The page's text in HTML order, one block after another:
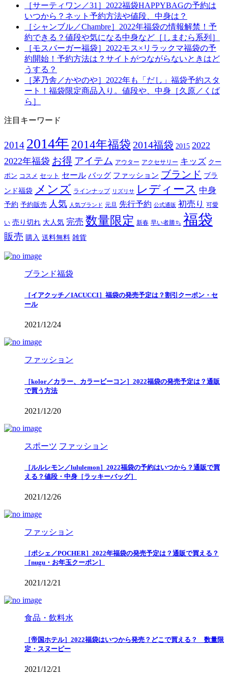
［サーティワン／31］2022福袋HAPPYBAGの予約は
いつから？ネット予約方法や値段、中身は？
［シャンブル／Chambre］2022年福袋の情報解禁！予
約できる？値段や気になる中身など［しまむら系列］
［モスバーガー福袋］2022モス×リラックマ福袋の予
約開始！予約方法は？サイトがつながらないときはど
うする？
［茅乃舎／かやのや］2022年も「だし」福袋予約スタ
ート！福袋限定商品入り。値段や、中身［久原／くば
ら］
注目キーワード
2014 2014年 2014年福袋 2014福袋 2015 2022
2022年福袋 お得 アイテム アウター アクセサリー キッズ クー
ポン コスメ セット セール バッグ ファッション ブランド ブラ
ンド福袋 メンズ ラインナップ リズリサ レディース 中身
予約 予約販売 人気 人気ブランド 元旦 先行予約 公式通販 初売り 可愛
い 売り切れ 大人気 完売 数量限定 新春 早い者勝ち 福袋
販売 購入 送料無料 雑貨
ブランド福袋
［イアクッチ／IACUCCI］福袋の発売予定は？割引クーポン・セ
ール
2021/12/24
ファッション
［kolor／カラー、カラービーコン］2022福袋の発売予定は？通販
で買う方法
2021/12/20
スポーツ ファッション
［ルルレモン／lululemon］2022福袋の予約はいつから？通販で買
える？値段・中身［ラッキーバッグ］
2021/12/26
ファッション
［ポシェ／POCHER］2022年福袋の発売予定は？通販で買える？
［nugu・お年玉クーポン］
2021/12/21
食品・飲料水
［帝国ホテル］2022福袋はいつから発売？どこで買える？ 数量限
定・スヌーピー
2021/12/21